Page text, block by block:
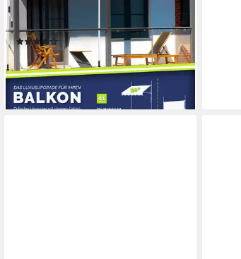
höhenverstellbar Sonnenschutz UV-
beständig & wasserdicht
(144)
ab 64,79 €
lieferbar - in 2-3 Werktagen bei dir